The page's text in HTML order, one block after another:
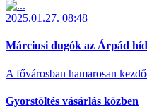
2025.01.27. 08:48
Márciusi dugók az Árpád
A fővárosban hamarosan
Gyorstöltés vásárlás közben